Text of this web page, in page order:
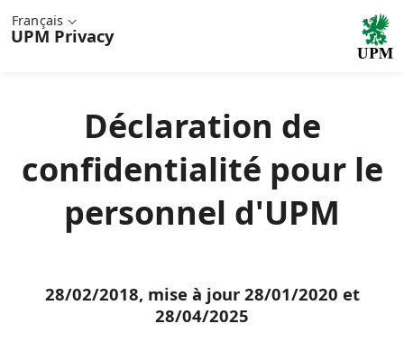
Français
UPM Privacy
Déclaration de
confidentialité pour le
personnel d'UPM
28/02/2018, mise à jour 28/01/2020 et
28/04/2025